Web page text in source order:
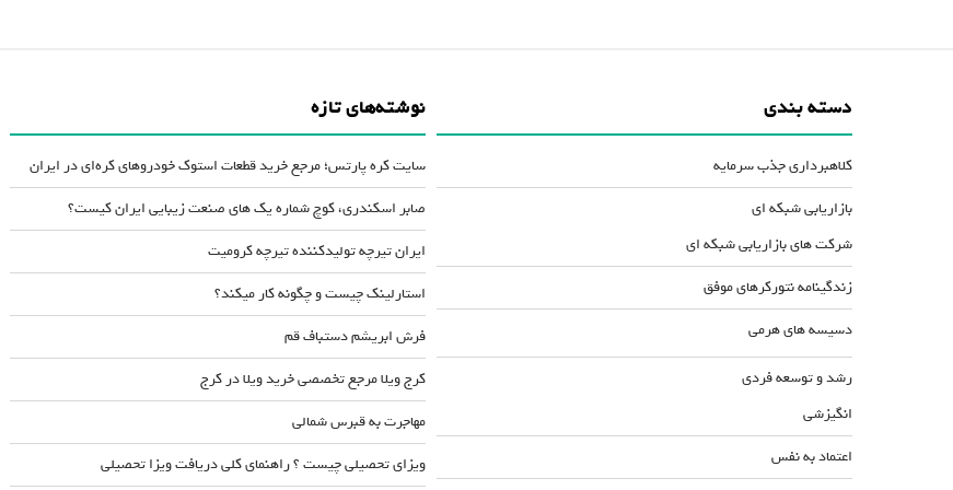
نوشته‌های تازه
سایت کره پارتس؛ مرجع خرید قطعات استوک خودروهای کره‌ای در ایران
صابر اسکندری، کوچ شماره یک های صنعت زیبایی ایران کیست؟
ایران تیرچه تولیدکننده تیرچه کرومیت
استارلینک چیست و چگونه کار میکند؟
فرش ابریشم دستباف قم
کرج ویلا مرجع تخصصی خرید ویلا در کرج
مهاجرت به قبرس شمالی
ویزای تحصیلی چیست ؟ راهنمای کلی دریافت ویزا تحصیلی
دسته بندی
کلاهبرداری جذب سرمایه
بازاریابی شبکه ای
شرکت های بازاریابی شبکه ای
زندگینامه نتورکرهای موفق
دسیسه های هرمی
رشد و توسعه فردی
انگیزشی
اعتماد به نفس